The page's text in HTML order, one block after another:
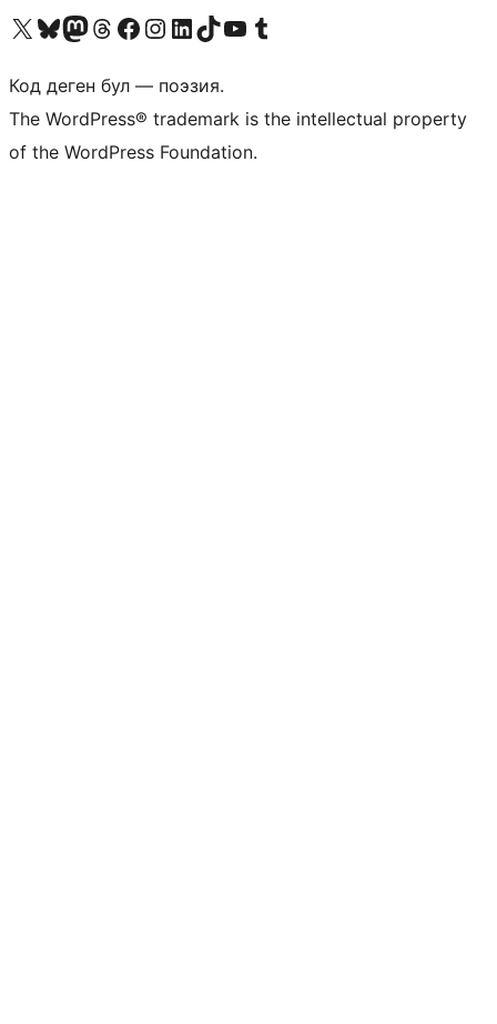
Visit our X (formerly Twitter) account
Visit our Bluesky account
Биздин Mastodon түрмөгүбүзгө баш багыңыз
Visit our Threads account
Биздин Facebook баракчабызга кириңиз
Биздин Instagram баракчабызга баш багыңыз
Биздин LinkedIn баракчабызга баш багыңыз
Visit our TikTok account
Visit our YouTube channel
Visit our Tumblr account
Код деген бул — поэзия.
The WordPress® trademark is the intellectual property
of the WordPress Foundation.